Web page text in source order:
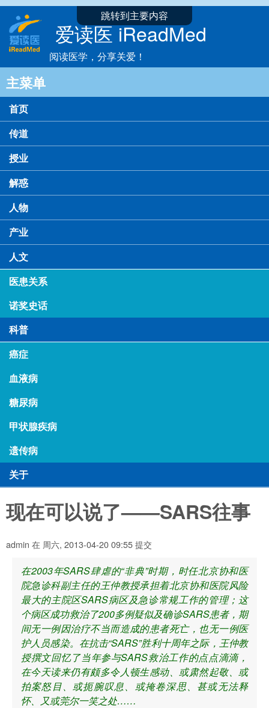
跳转到主要内容
爱读医 iReadMed
阅读医学，分享关爱！
主菜单
首页
传道
授业
解惑
人物
产业
人文
医患关系
诺奖史话
科普
癌症
血液病
糖尿病
甲状腺疾病
遗传病
关于
现在可以说了——SARS往事
admin 在 周六, 2013-04-20 09:55提交
在2003年SARS肆虐的“非典”时期，时任北京协和医
院急诊科副主任的王仲教授承担着北京协和医院风险
最大的主院区SARS病区及急诊常规工作的管理；这
个病区成功救治了200多例疑似及确诊SARS患者，期
间无一例因治疗不当而造成的患者死亡，也无一例医
护人员感染。在抗击“SARS”胜利十周年之际，王仲教
授撰文回忆了当年参与SARS救治工作的点点滴滴，
在今天读来仍有颇多令人顿生感动、或肃然起敬、或
拍案怒目、或扼腕叹息、或掩卷深思、甚或无法释
怀、又或莞尔一笑之处……